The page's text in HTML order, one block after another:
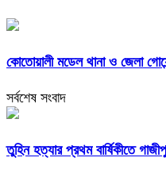
কোতোয়ালী মডেল থানা ও জেলা
সর্বশেষ সংবাদ
তুহিন হত্যার প্রথম বার্ষিকীতে